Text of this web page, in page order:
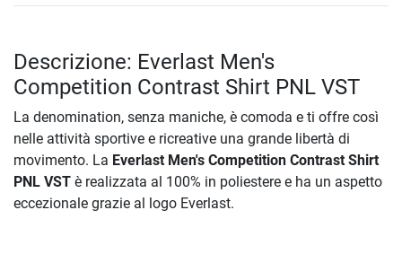
Descrizione: Everlast Men's
Competition Contrast Shirt PNL VST
La denomination, senza maniche, è comoda e ti offre così
nelle attività sportive e ricreative una grande libertà di
movimento. La Everlast Men's Competition Contrast Shirt
PNL VST è realizzata al 100% in poliestere e ha un aspetto
eccezionale grazie al logo Everlast.